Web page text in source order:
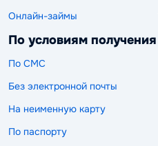
Онлайн-займы
По условиям получения
По СМС
Без электронной почты
На неименную карту
По паспорту